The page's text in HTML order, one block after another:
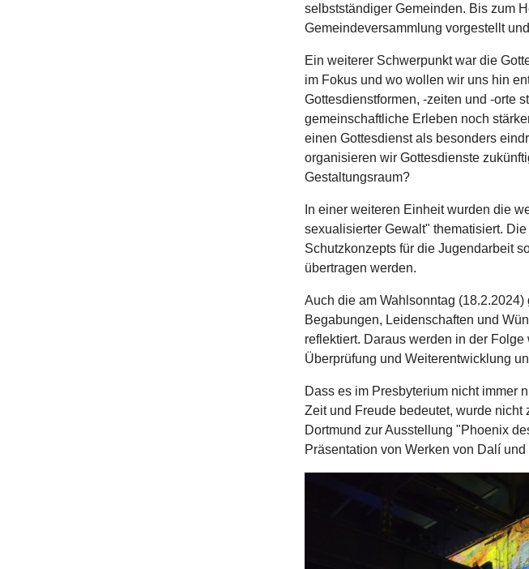
selbstständiger Gemeinden. Bis zum
Gemeindeversammlung vorgestellt
Ein weiterer Schwerpunkt war die
im Fokus und wo wollen wir uns hin
Gottesdienstformen, -zeiten und -orte
gemeinschaftliche Erleben noch
einen Gottesdienst als besonders
organisieren wir Gottesdienste
Gestaltungsraum?
In einer weiteren Einheit wurden die
sexualisierter Gewalt" thematisiert.
Schutzkonzepts für die Jugendarbeit
übertragen werden.
Auch die am Wahlsonntag
Begabungen, Leidenschaften und
reflektiert. Daraus werden in der
Überprüfung und Weiterentwicklung
Dass es im Presbyterium nicht immer
Zeit und Freude bedeutet, wurde
Dortmund zur Ausstellung "Phoenix
Präsentation von Werken von Dalí